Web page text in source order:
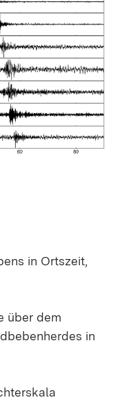
in Ortszeit,
über dem
in